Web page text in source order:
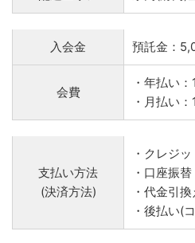
入会金 預託金：
会費
・年払い
・月払い
支払い方法
(決済方法)
・クレジ
・口座振替
・代金引換
・後払い(